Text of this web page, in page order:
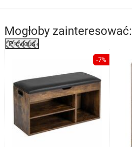
Mogłoby zainteresować:
Previous
-7%